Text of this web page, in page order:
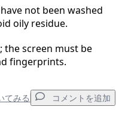
not been washed
oily residue.
the screen must be
fingerprints.
てみる コメントを追加